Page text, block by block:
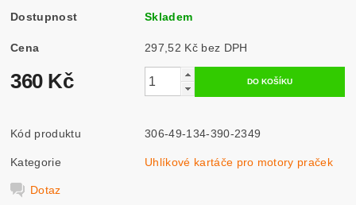
Dostupnost Skladem
Cena 297,52 Kč bez DPH
360 Kč
Kód produktu 306-49-134-390-2349
Kategorie Uhlíkové kartáče pro motory praček
Dotaz